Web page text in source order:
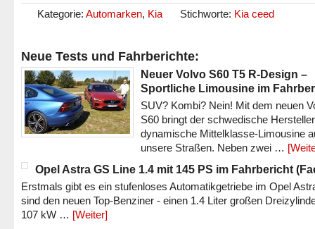
Kategorie: Automarken, Kia Stichworte: Kia ceed
Neue Tests und Fahrberichte:
Neuer Volvo S60 T5 R-Design –
Sportliche Limousine im
SUV? Kombi? Nein! Mit dem neuen
S60 bringt der schwedische
dynamische Mittelklasse-Limousine
unsere Straßen. Neben zwei …
Opel Astra GS Line 1.4 mit 145 PS im Fahrbericht
Erstmals gibt es ein stufenloses Automatikgetriebe im Opel
sind den neuen Top-Benziner - einen 1.4 Liter großen
107 kW … [Weiter]